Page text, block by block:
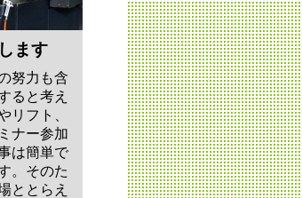
ます
努力も含
ると考え
リフト、
ナー参加
は簡単で
。そのた
ととらえ